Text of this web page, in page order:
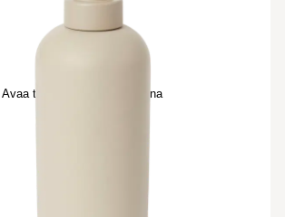
Avaa tuotekuva suurennettuna